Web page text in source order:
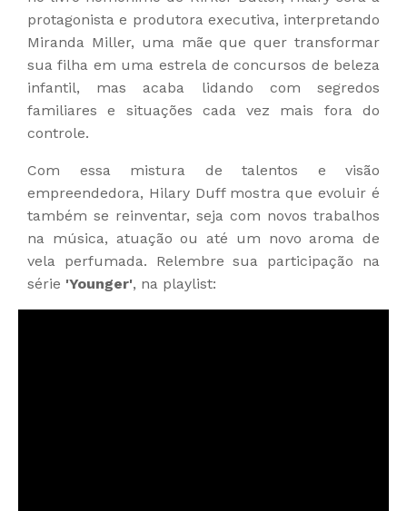
protagonista e produtora executiva, interpretando
Miranda Miller, uma mãe que quer transformar
sua filha em uma estrela de concursos de beleza
infantil, mas acaba lidando com segredos
familiares e situações cada vez mais fora do
controle.
Com essa mistura de talentos e visão
empreendedora, Hilary Duff mostra que evoluir é
também se reinventar, seja com novos trabalhos
na música, atuação ou até um novo aroma de
vela perfumada. Relembre sua participação na
série 'Younger', na playlist: